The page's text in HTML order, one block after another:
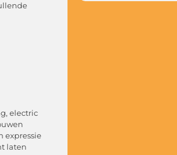
electric
expressie
laten